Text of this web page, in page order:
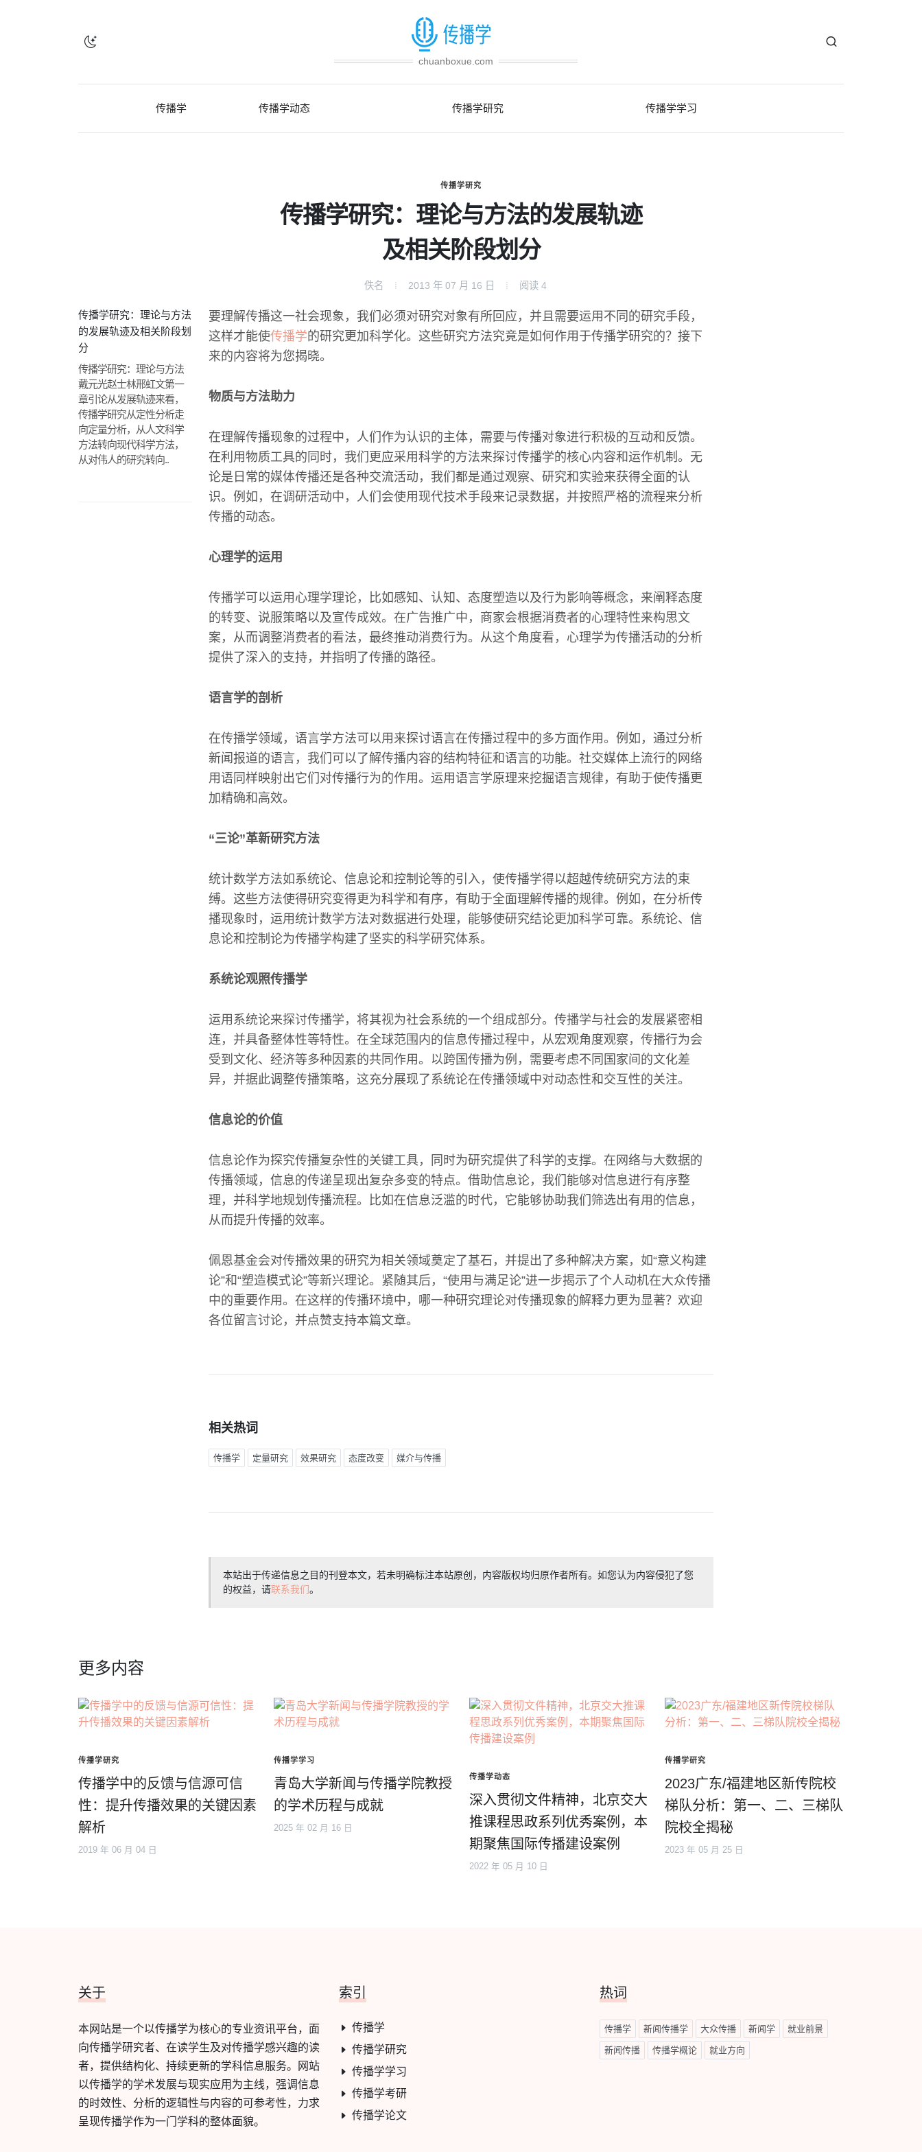
chuanboxue.com
传播学 传播学动态 传播学研究 传播学学习
传播学研究
传播学研究：理论与方法的发展轨迹
及相关阶段划分
佚名 2013 年 07 月 16 日 阅读 4
传播学研究：理论与方法
的发展轨迹及相关阶段划
分
传播学研究：理论与方法
戴元光赵士林邢虹文第一
章引论从发展轨迹来看，
传播学研究从定性分析走
向定量分析，从人文科学
方法转向现代科学方法，
从对伟人的研究转向..
要理解传播这一社会现象，我们必须对研究对象有所回应，并且需要运用不同的研究手段，
这样才能使传播学的研究更加科学化。这些研究方法究竟是如何作用于传播学研究的？接下
来的内容将为您揭晓。
物质与方法助力
在理解传播现象的过程中，人们作为认识的主体，需要与传播对象进行积极的互动和反馈。
在利用物质工具的同时，我们更应采用科学的方法来探讨传播学的核心内容和运作机制。无
论是日常的媒体传播还是各种交流活动，我们都是通过观察、研究和实验来获得全面的认
识。例如，在调研活动中，人们会使用现代技术手段来记录数据，并按照严格的流程来分析
传播的动态。
心理学的运用
传播学可以运用心理学理论，比如感知、认知、态度塑造以及行为影响等概念，来阐释态度
的转变、说服策略以及宣传成效。在广告推广中，商家会根据消费者的心理特性来构思文
案，从而调整消费者的看法，最终推动消费行为。从这个角度看，心理学为传播活动的分析
提供了深入的支持，并指明了传播的路径。
语言学的剖析
在传播学领域，语言学方法可以用来探讨语言在传播过程中的多方面作用。例如，通过分析
新闻报道的语言，我们可以了解传播内容的结构特征和语言的功能。社交媒体上流行的网络
用语同样映射出它们对传播行为的作用。运用语言学原理来挖掘语言规律，有助于使传播更
加精确和高效。
“三论”革新研究方法
统计数学方法如系统论、信息论和控制论等的引入，使传播学得以超越传统研究方法的束
缚。这些方法使得研究变得更为科学和有序，有助于全面理解传播的规律。例如，在分析传
播现象时，运用统计数学方法对数据进行处理，能够使研究结论更加科学可靠。系统论、信
息论和控制论为传播学构建了坚实的科学研究体系。
系统论观照传播学
运用系统论来探讨传播学，将其视为社会系统的一个组成部分。传播学与社会的发展紧密相
连，并具备整体性等特性。在全球范围内的信息传播过程中，从宏观角度观察，传播行为会
受到文化、经济等多种因素的共同作用。以跨国传播为例，需要考虑不同国家间的文化差
异，并据此调整传播策略，这充分展现了系统论在传播领域中对动态性和交互性的关注。
信息论的价值
信息论作为探究传播复杂性的关键工具，同时为研究提供了科学的支撑。在网络与大数据的
传播领域，信息的传递呈现出复杂多变的特点。借助信息论，我们能够对信息进行有序整
理，并科学地规划传播流程。比如在信息泛滥的时代，它能够协助我们筛选出有用的信息，
从而提升传播的效率。
佩恩基金会对传播效果的研究为相关领域奠定了基石，并提出了多种解决方案，如“意义构建
论”和“塑造模式论”等新兴理论。紧随其后，“使用与满足论”进一步揭示了个人动机在大众传播
中的重要作用。在这样的传播环境中，哪一种研究理论对传播现象的解释力更为显著？欢迎
各位留言讨论，并点赞支持本篇文章。
相关热词
传播学 定量研究 效果研究 态度改变 媒介与传播
本站出于传递信息之目的刊登本文，若未明确标注本站原创，内容版权均归原作者所有。如您认为内容侵犯了您
的权益，请联系我们。
更多内容
传播学研究
传播学中的反馈与信源可信
性：提升传播效果的关键因素
解析
2019 年 06 月 04 日
传播学学习
青岛大学新闻与传播学院教授
的学术历程与成就
2025 年 02 月 16 日
传播学动态
深入贯彻文件精神，北京交大
推课程思政系列优秀案例，本
期聚焦国际传播建设案例
2022 年 05 月 10 日
传播学研究
2023广东/福建地区新传院校
梯队分析：第一、二、三梯队
院校全揭秘
2023 年 05 月 25 日
关于
本网站是一个以传播学为核心的专业资讯平台，面
向传播学研究者、在读学生及对传播学感兴趣的读
者，提供结构化、持续更新的学科信息服务。网站
以传播学的学术发展与现实应用为主线，强调信息
的时效性、分析的逻辑性与内容的可参考性，力求
呈现传播学作为一门学科的整体面貌。
索引
传播学
传播学研究
传播学学习
传播学考研
传播学论文
热词
传播学 新闻传播学 大众传播 新闻学 就业前景
新闻传播 传播学概论 就业方向